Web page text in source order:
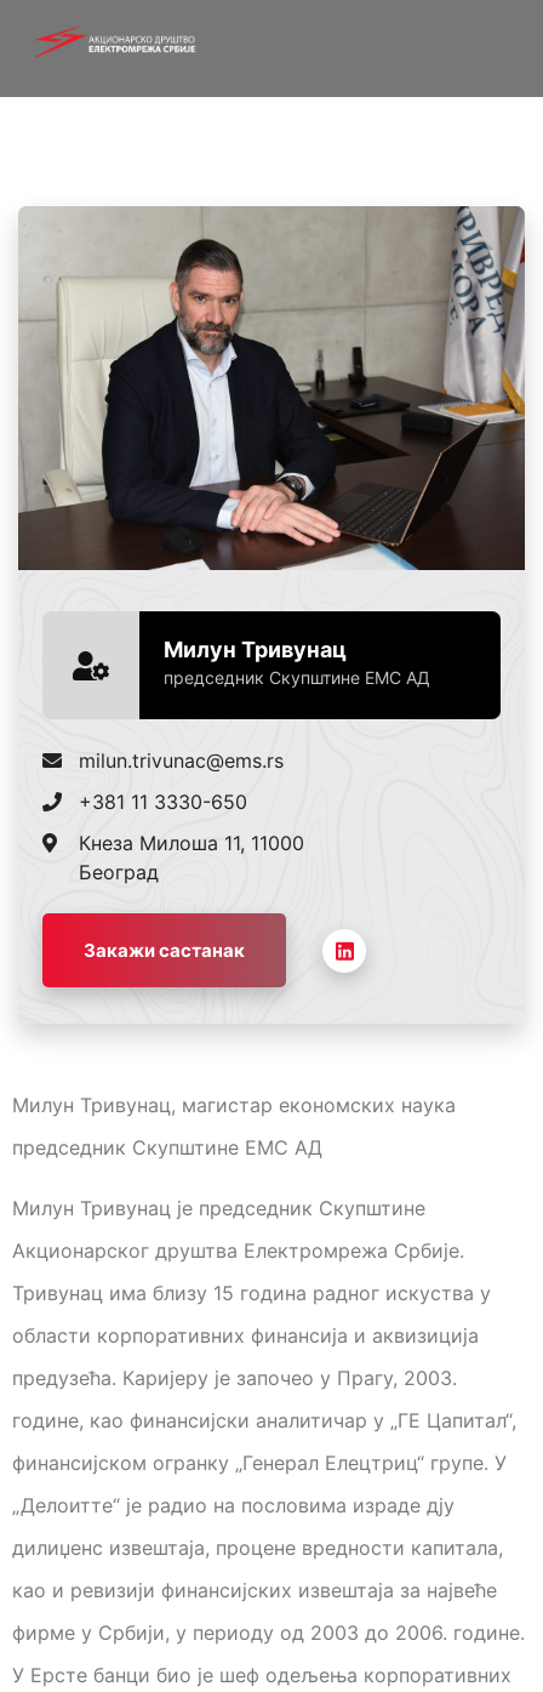
Милун Тривунац
председник Скупштине ЕМС АД
milun.trivunac@ems.rs
+381 11 3330-650
Кнеза Милоша 11, 11000
Београд
Закажи састанак
Милун Тривунац, магистар економских наука
председник Скупштине ЕМС АД
Милун Тривунац је председник Скупштине
Акционарског друштва Електромрежа Србије.
Тривунац има близу 15 година радног искуства у
области корпоративних финансија и аквизиција
предузећа. Каријеру је започео у Прагу, 2003.
године, као финансијски аналитичар у „ГЕ Цапитал“,
финансијском огранку „Генерал Елецтриц“ групе. У
„Делоитте“ је радио на пословима израде дју
дилиџенс извештаја, процене вредности капитала,
као и ревизији финансијских извештаја за највеће
фирме у Србији, у периоду од 2003 до 2006. године.
У Ерсте банци био је шеф одељења корпоративних